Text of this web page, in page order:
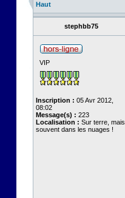
Haut
stephbb75
VIP
Inscription : 05 Avr 2012,
08:02
Message(s) : 223
Localisation : Sur terre, mais
souvent dans les nuages !